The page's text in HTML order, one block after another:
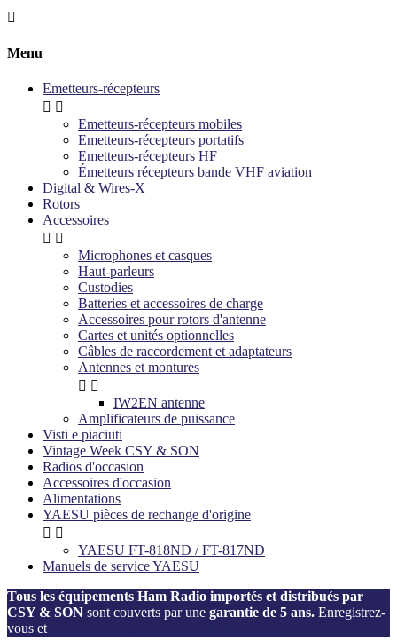

Menu
Emetteurs-récepteurs
 
Emetteurs-récepteurs mobiles
Emetteurs-récepteurs portatifs
Emetteurs-récepteurs HF
Émetteurs récepteurs bande VHF aviation
Digital & Wires-X
Rotors
Accessoires
 
Microphones et casques
Haut-parleurs
Custodies
Batteries et accessoires de charge
Accessoires pour rotors d'antenne
Cartes et unités optionnelles
Câbles de raccordement et adaptateurs
Antennes et montures
 
IW2EN antenne
Amplificateurs de puissance
Visti e piaciuti
Vintage Week CSY & SON
Radios d'occasion
Accessoires d'occasion
Alimentations
YAESU pièces de rechange d'origine
 
YAESU FT-818ND / FT-817ND
Manuels de service YAESU
Tous les équipements Ham Radio importés et distribués par
CSY & SON sont couverts par une garantie de 5 ans. Enregistrez-
vous et